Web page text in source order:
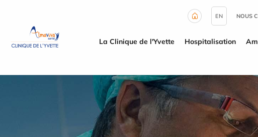
EN NOUS
La Clinique de l'Yvette Hospitalisation